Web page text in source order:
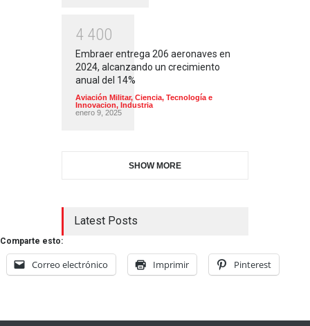
4 400
Embraer entrega 206 aeronaves en
2024, alcanzando un crecimiento
anual del 14%
Aviación Militar, Ciencia, Tecnología e
Innovacion, Industria
enero 9, 2025
SHOW MORE
Latest Posts
Comparte esto:
Correo electrónico Imprimir Pinterest